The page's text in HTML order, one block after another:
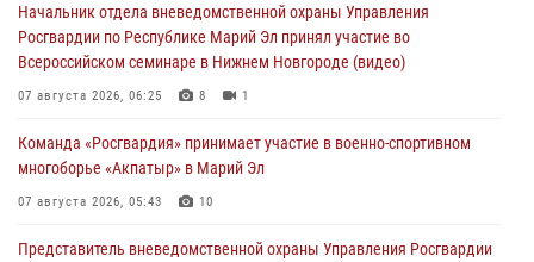
Начальник отдела вневедомственной охраны Управления
Росгвардии по Республике Марий Эл принял участие во
Всероссийском семинаре в Нижнем Новгороде (видео)
07 августа 2026, 06:25 8 1
Команда «Росгвардия» принимает участие в военно-спортивном
многоборье «Акпатыр» в Марий Эл
07 августа 2026, 05:43 10
Представитель вневедомственной охраны Управления Росгвардии